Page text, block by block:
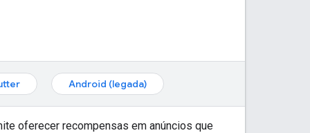
Android (legada)
oferecer recompensas em anúncios que